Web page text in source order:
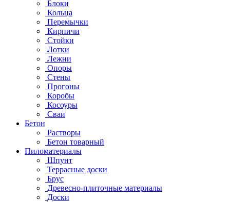
Блоки
Кольца
Перемычки
Кирпичи
Стойки
Лотки
Лежни
Опоры
Стены
Прогоны
Коробы
Косоуры
Сваи
Бетон
Растворы
Бетон товарный
Пиломатериалы
Шпунт
Террасные доски
Брус
Древесно-плиточные материалы
Доски